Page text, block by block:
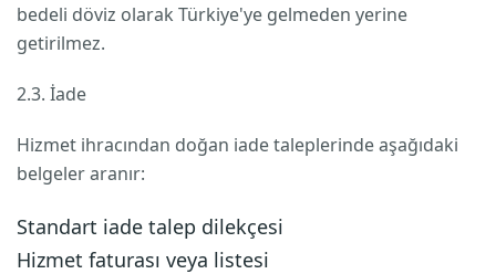
bedeli döviz olarak Türkiye'ye gelmeden yerine
getirilmez.
2.3. İade
Hizmet ihracından doğan iade taleplerinde aşağıdaki
belgeler aranır:
Standart iade talep dilekçesi
Hizmet faturası veya listesi